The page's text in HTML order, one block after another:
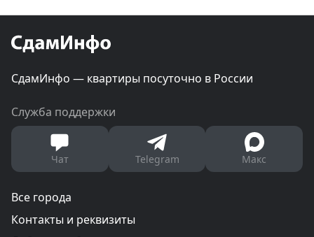
СдамИнфо — квартиры посуточно в России
Служба поддержки
Чат Telegram Макс
Все города
Контакты и реквизиты